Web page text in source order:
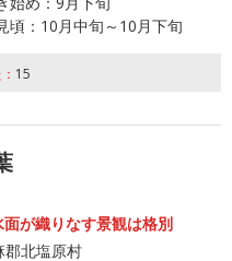
頃： 10月中旬～10月下旬
15
が織りなす景観は格別
郡北塩原村